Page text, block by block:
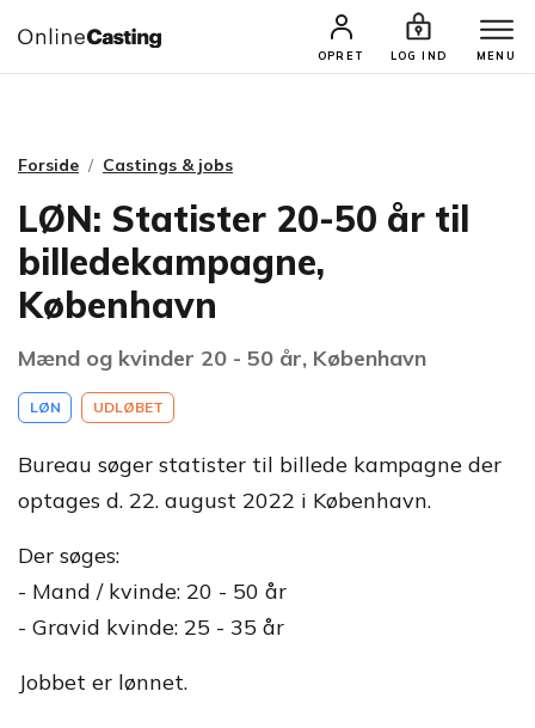
OPRET LOG IND MENU
CASTINGS & JOBS SØG PROFIL
Forside Castings & jobs
LØN: Statister 20-50 år til
billedekampagne,
København
Mænd og kvinder 20 - 50 år, København
LØN UDLØBET
Bureau søger statister til billede kampagne der
optages d. 22. august 2022 i København.
Der søges:
- Mand / kvinde: 20 - 50 år
- Gravid kvinde: 25 - 35 år
Jobbet er lønnet.